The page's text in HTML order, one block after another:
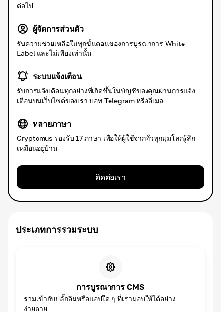
ต่อไป
ระบบแจ้งเตือน
รับการแจ้งเตือนทุกอย่างที่เกิดขึ้นในบัญชีของคุณผ่านการแจ้ง
เตือนบนเว็บไซต์ของเรา บอท Telegram หรืออีเมล
ผู้จัดการส่วนตัว
รับความช่วยเหลือในทุกขั้นตอนของการบูรณาการ White
Label และไม่เพียงเท่านั้น
หลายภาษา
Cryptomus รองรับ 17 ภาษา เพื่อให้ผู้ใช้จากทั่วทุกมุมโลกรู้สึก
เหมือนอยู่บ้าน
ติดต่อเรา
ประเภทการรวมระบบ
การบูรณาการ CMS
รวมเข้ากับปลั๊กอินหรือแอปใด ๆ ที่เรามอบให้ได้อย่าง
ง่ายดาย